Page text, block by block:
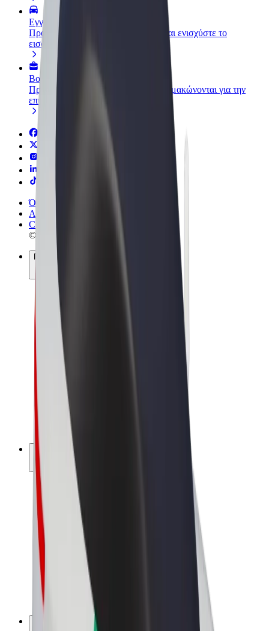
Εγγραφείτε ως ιδιοκτήτης στόλου
Προσθέστε το στόλο σας στο Bolt και ενισχύστε το
εισόδημά σας
Bolt for Business
Προϊόντα και υπηρεσίες Bolt που κλιμακώνονται για την
επιχείρησή σας
Όροι & Προϋποθέσεις
Απόρρητο
Cookies
© 2026 Bolt Technology OÜ
Προϊόντα
Διαδρομές
Σκούτερς
Αγορά Bolt
Bolt Food
Bolt Drive
Bolt for Business
Ηλεκτρικά ποδήλατα
Bolt Plus
Κερδίστε με Bolt
Οδηγοί
Απολαβές οδηγών
Διανομείς
Απολαβές διανομέων
Bolt Εμπόρους Τροφίμων
Franchises